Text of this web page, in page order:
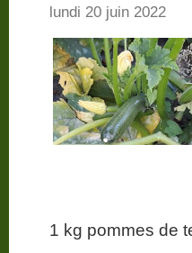
lundi 20 juin 2022
1 kg pommes de